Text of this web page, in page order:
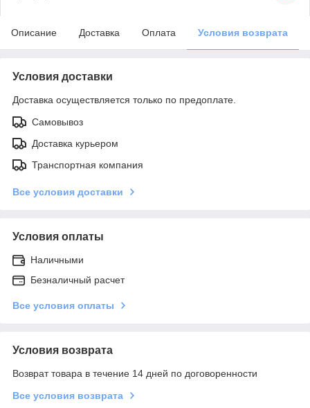
Описание Доставка Оплата Условия возврата
Условия доставки
Доставка осуществляется только по предоплате.
Самовывоз
Доставка курьером
Транспортная компания
Все условия доставки
Условия оплаты
Наличными
Безналичный расчет
Все условия оплаты
Условия возврата
Возврат товара в течение 14 дней по договоренности
Все условия возврата